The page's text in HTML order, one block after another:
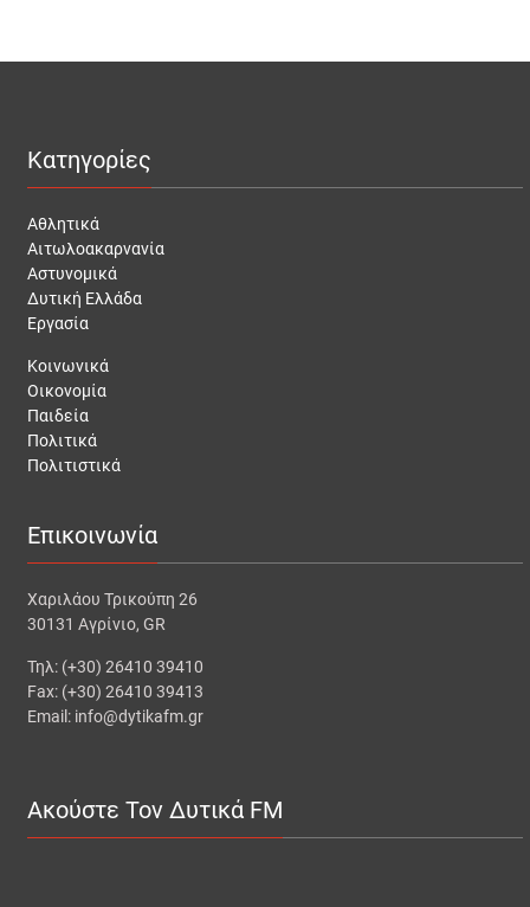
Κατηγορίες
Αθλητικά
Αιτωλοακαρνανία
Αστυνομικά
Δυτική Ελλάδα
Εργασία
Κοινωνικά
Οικονομία
Παιδεία
Πολιτικά
Πολιτιστικά
Επικοινωνία
Χαριλάου Τρικούπη 26
30131 Αγρίνιο, GR
Τηλ: (+30) 26410 39410
Fax: (+30) 26410 39413
Email: info@dytikafm.gr
Ακούστε Τον Δυτικά FM